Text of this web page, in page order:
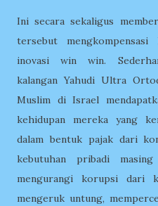
Ini secara sekaligus
tersebut
inovasi win win.
kalangan Yahudi Ultra
Muslim di Israel
kehidupan mereka yang
dalam bentuk pajak dari
kebutuhan pribadi
mengurangi korupsi dari
mengeruk untung,